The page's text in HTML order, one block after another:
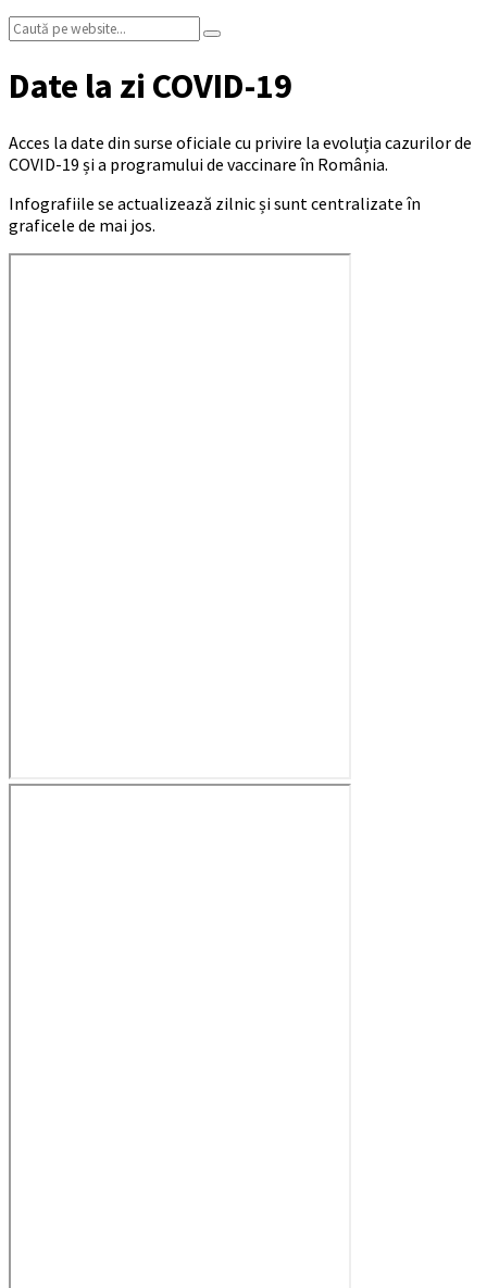
Search:
Date la zi COVID-19
Acces la date din surse oficiale cu privire la evoluția cazurilor de
COVID-19 și a programului de vaccinare în România.
Infografiile se actualizează zilnic și sunt centralizate în
graficele de mai jos.